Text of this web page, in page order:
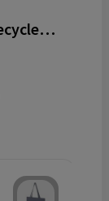
Pheebs 150 g/m² Aware™ gerecyclede draagtas